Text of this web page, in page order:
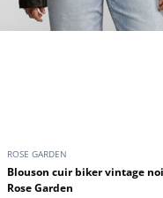
ROSE GARDEN
Blouson cuir biker vintage noir
Rose Garden